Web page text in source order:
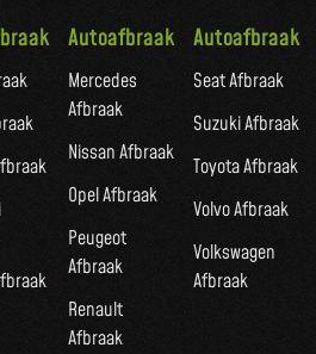
Autoafbraak
Mercedes
Afbraak
Nissan Afbraak
Opel Afbraak
Peugeot
Afbraak
Renault
Afbraak
Autoafbraak
Seat Afbraak
Suzuki Afbraak
Toyota Afbraak
Volvo Afbraak
Volkswagen
Afbraak